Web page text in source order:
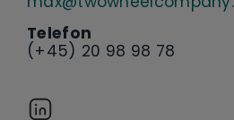
Telefon
(+45) 20 98 98 78